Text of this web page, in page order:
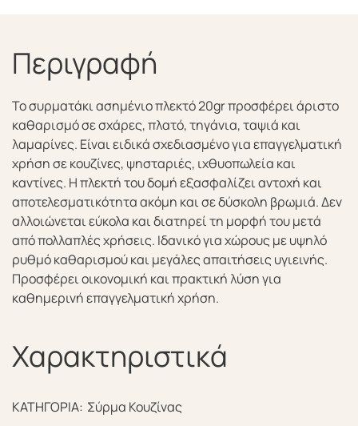
Περιγραφή
Το συρματάκι ασημένιο πλεκτό 20gr προσφέρει άριστο
καθαρισμό σε σχάρες, πλατό, τηγάνια, ταψιά και
λαμαρίνες. Είναι ειδικά σχεδιασμένο για επαγγελματική
χρήση σε κουζίνες, ψησταριές, ιχθυοπωλεία και
καντίνες. Η πλεκτή του δομή εξασφαλίζει αντοχή και
αποτελεσματικότητα ακόμη και σε δύσκολη βρωμιά. Δεν
αλλοιώνεται εύκολα και διατηρεί τη μορφή του μετά
από πολλαπλές χρήσεις. Ιδανικό για χώρους με υψηλό
ρυθμό καθαρισμού και μεγάλες απαιτήσεις υγιεινής.
Προσφέρει οικονομική και πρακτική λύση για
καθημερινή επαγγελματική χρήση.
Χαρακτηριστικά
ΚΑΤΗΓΟΡΙΑ: Σύρμα Κουζίνας